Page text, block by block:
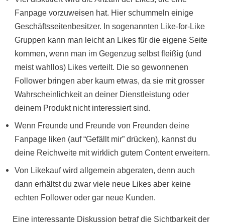
Fanpage vorzuweisen hat. Hier schummeln einige
Geschäftsseitenbesitzer. In sogenannten Like-for-Like
Gruppen kann man leicht an Likes für die eigene Seite
kommen, wenn man im Gegenzug selbst fleißig (und
meist wahllos) Likes verteilt. Die so gewonnenen
Follower bringen aber kaum etwas, da sie mit grosser
Wahrscheinlichkeit an deiner Dienstleistung oder
deinem Produkt nicht interessiert sind.
Wenn Freunde und Freunde von Freunden deine
Fanpage liken (auf “Gefällt mir” drücken), kannst du
deine Reichweite mit wirklich gutem Content erweitern.
Von Likekauf wird allgemein abgeraten, denn auch
dann erhältst du zwar viele neue Likes aber keine
echten Follower oder gar neue Kunden.
Eine interessante Diskussion betraf die Sichtbarkeitder